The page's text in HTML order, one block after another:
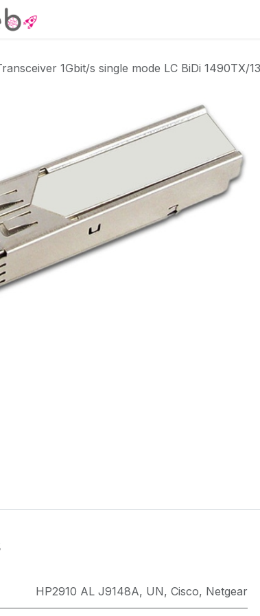
1Gbit/s single mode LC BiDi 1490TX/
HP2910 AL J9148A, UN, Cisco, Netgear